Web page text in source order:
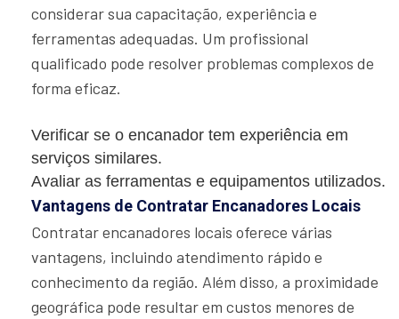
considerar sua capacitação, experiência e
ferramentas adequadas. Um profissional
qualificado pode resolver problemas complexos de
forma eficaz.
Verificar se o encanador tem experiência em
serviços similares.
Avaliar as ferramentas e equipamentos utilizados.
Vantagens de Contratar Encanadores Locais
Contratar encanadores locais oferece várias
vantagens, incluindo atendimento rápido e
conhecimento da região. Além disso, a proximidade
geográfica pode resultar em custos menores de